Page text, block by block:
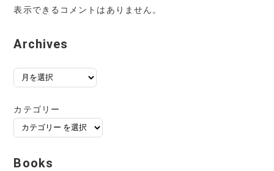
表示できるコメントはありません。
Archives
ー
カ
イ
ブ
カテゴリー
Books